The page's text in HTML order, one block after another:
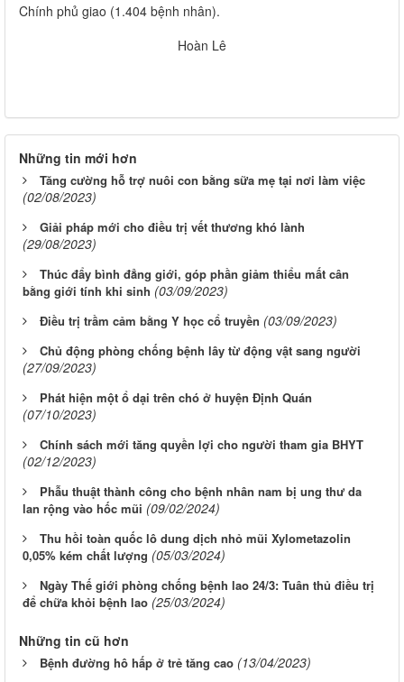
Chính phủ giao (1.404 bệnh nhân).
Hoàn Lê
Những tin mới hơn
Tăng cường hỗ trợ nuôi con bằng sữa mẹ tại nơi làm việc
(02/08/2023)
Giải pháp mới cho điều trị vết thương khó lành
(29/08/2023)
Thúc đẩy bình đẳng giới, góp phần giảm thiểu mất cân
bằng giới tính khi sinh (03/09/2023)
Điều trị trầm cảm bằng Y học cổ truyền (03/09/2023)
Chủ động phòng chống bệnh lây từ động vật sang người
(27/09/2023)
Phát hiện một ổ dại trên chó ở huyện Định Quán
(07/10/2023)
Chính sách mới tăng quyền lợi cho người tham gia BHYT
(02/12/2023)
Phẫu thuật thành công cho bệnh nhân nam bị ung thư da
lan rộng vào hốc mũi (09/02/2024)
Thu hồi toàn quốc lô dung dịch nhỏ mũi Xylometazolin
0,05% kém chất lượng (05/03/2024)
Ngày Thế giới phòng chống bệnh lao 24/3: Tuân thủ điều trị
để chữa khỏi bệnh lao (25/03/2024)
Những tin cũ hơn
Bệnh đường hô hấp ở trẻ tăng cao (13/04/2023)